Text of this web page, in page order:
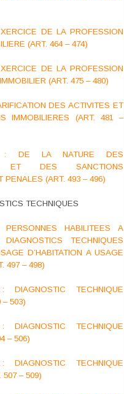
DE LA PROFESSION
(ART. 464 – 474)
DE LA PROFESSION
(ART. 475 – 480)
DES ACTIVITES ET
IMMOBILIERES (ART. 481 –
: DE LA NATURE DES
ET DES SANCTIONS
PENALES (ART. 493 – 496)
TECHNIQUES
PERSONNES HABILITEES A
TECHNIQUES
D’HABITATION A USAGE
497 – 498)
TECHNIQUE
– 503)
TECHNIQUE
– 506)
TECHNIQUE
507 – 509)